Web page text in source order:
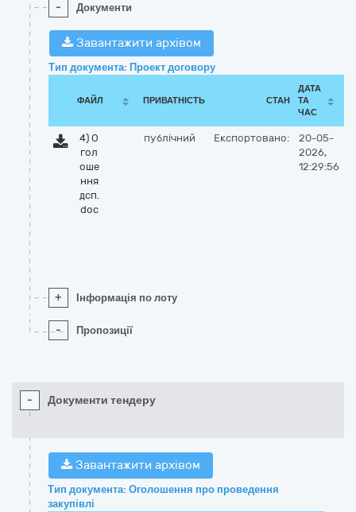
- Документи
Завантажити архівом
Тип документа: Проект договору
ФАЙЛ ПРИВАТНІСТЬ СТАН
ДАТА
ТА
ЧАС
4) О
гол
оше
ння
дсп.
doc
публічний Експортовано:
20-05-
2026,
12:29:56
+ Інформація по лоту
- Пропозиції
- Документи тендеру
Завантажити архівом
Тип документа: Оголошення про проведення
закупівлі